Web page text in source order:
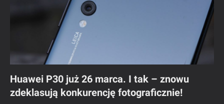
Huawei P30 już 26 marca. I tak – znowu
zdeklasują konkurencję fotograficznie!